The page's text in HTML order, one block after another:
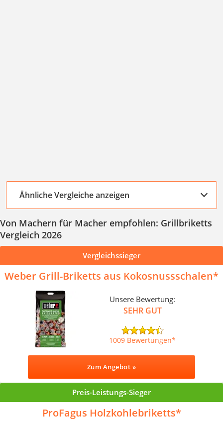
Ähnliche Vergleiche anzeigen
Von Machern für Macher empfohlen: Grillbriketts
Vergleich 2026
Vergleichssieger
Weber Grill-Briketts aus Kokosnussschalen
Unsere Bewertung:
SEHR GUT
1009 Bewertungen
Zum Angebot »
Preis-Leistungs-Sieger
ProFagus Holzkohlebriketts